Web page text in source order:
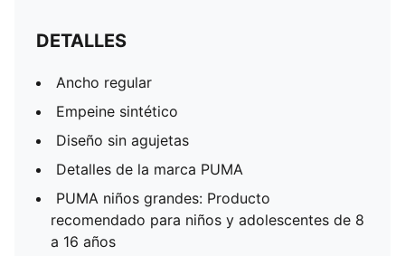
DETALLES
Ancho regular
Empeine sintético
Diseño sin agujetas
Detalles de la marca PUMA
PUMA niños grandes: Producto
recomendado para niños y adolescentes de 8
a 16 años